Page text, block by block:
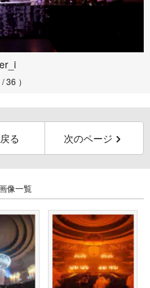
36 ）
る 次のページ
像一覧